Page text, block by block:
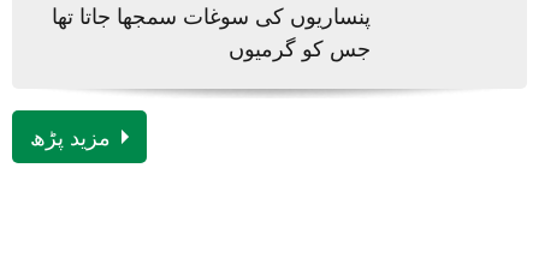
پنساریوں کی سوغات سمجھا جاتا تھا
جس کو گرمیوں
مزید پڑھ